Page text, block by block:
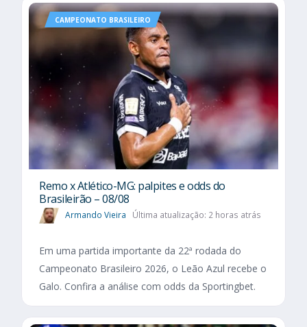
CAMPEONATO BRASILEIRO
Remo x Atlético-MG: palpites e odds do
Brasileirão – 08/08
Armando Vieira Última atualização: 2 horas atrás
Em uma partida importante da 22ª rodada do
Campeonato Brasileiro 2026, o Leão Azul recebe o
Galo. Confira a análise com odds da Sportingbet.